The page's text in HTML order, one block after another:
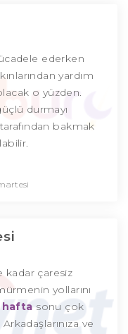
ederken
yardım
o yüzden.
durmayı
bakmak
kadar çaresiz
yollarını
hafta sonu çok
ve